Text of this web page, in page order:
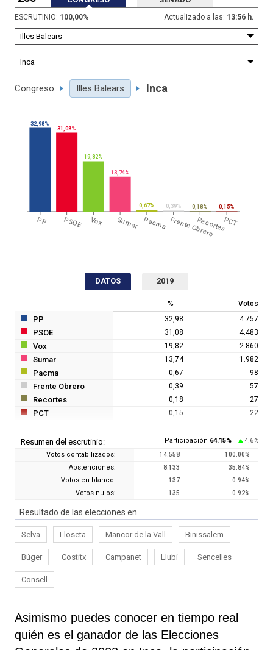
ESCRUTINIO: 100,00% Actualizado a las: 13:56 h.
Congreso Illes Balears Inca
PP PSOE Vox Sumar Pacma Frente Obrero
RecortesPCT
32,98%
31,08%
19,82%
13,74%
0,67% 0,39% 0,18% 0,15%
DATOS 2019
% Votos
PP 32,98 4.757
PSOE 31,08 4.483
Vox 19,82 2.860
Sumar 13,74 1.982
Pacma 0,67 98
Frente Obrero 0,39 57
Recortes 0,18 27
PCT 0,15 22
Resumen del escrutinio: Participación 64.15% 4.6 %
Votos contabilizados: 14.558 100.00%
Abstenciones: 8.133 35.84%
Votos en blanco: 137 0.94%
Votos nulos: 135 0.92%
Resultado de las elecciones en
Selva Lloseta Mancor de la Vall Binissalem
Búger Costitx Campanet Llubí Sencelles
Consell
Asimismo puedes conocer en tiempo real
quién es el ganador de las Elecciones